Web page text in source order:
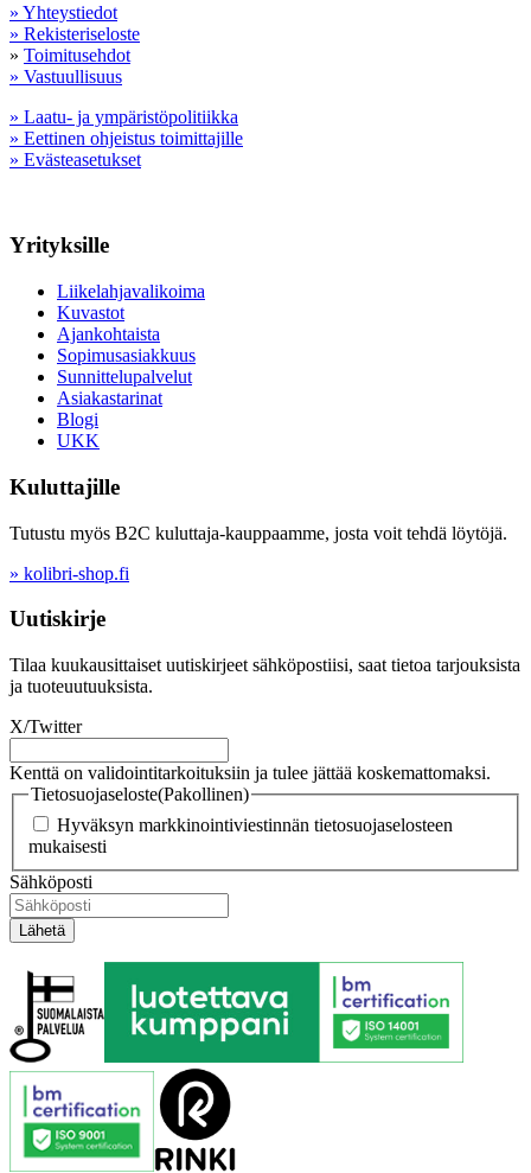
» Yhteystiedot
» Rekisteriseloste
» Toimitusehdot
» Vastuullisuus
» Laatu- ja ympäristöpolitiikka
» Eettinen ohjeistus toimittajille
» Evästeasetukset
Yrityksille
Liikelahjavalikoima
Kuvastot
Ajankohtaista
Sopimusasiakkuus
Sunnittelupalvelut
Asiakastarinat
Blogi
UKK
Kuluttajille
Tutustu myös B2C kuluttaja-kauppaamme, josta voit tehdä löytöjä.
» kolibri-shop.fi
Uutiskirje
Tilaa kuukausittaiset uutiskirjeet sähköpostiisi, saat tietoa tarjouksista
ja tuoteuutuuksista.
X/Twitter
Kenttä on validointitarkoituksiin ja tulee jättää koskemattomaksi.
Tietosuojaseloste(Pakollinen)
Hyväksyn markkinointiviestinnän tietosuojaselosteen
mukaisesti
Sähköposti